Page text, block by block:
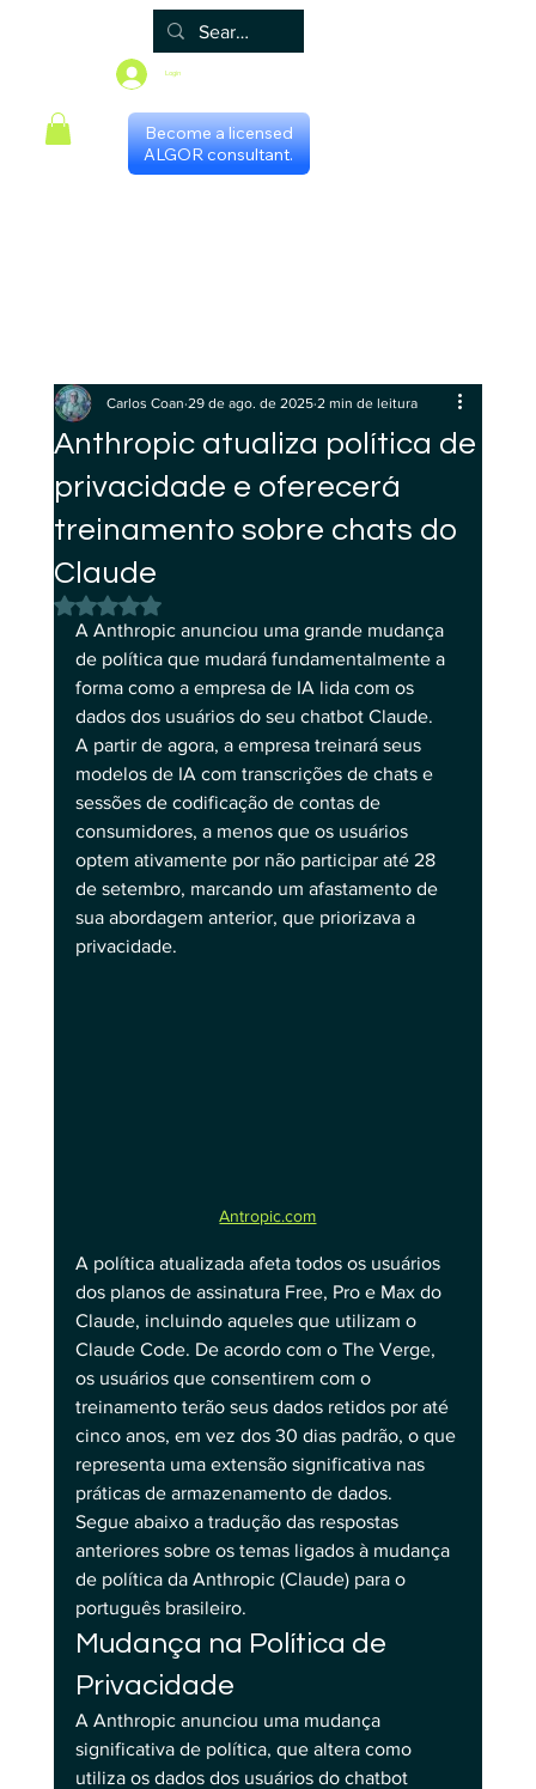
Login
Become a licensed
ALGOR consultant.
Anthropic atualiza política de
privacidade e oferecerá
treinamento sobre chats do
Claude
Carlos Coan 29 de ago. de 2025 2 min de leitura
Avaliado com NaN de 5 estrelas.
A Anthropic anunciou uma grande mudança
de política que mudará fundamentalmente a
forma como a empresa de IA lida com os
dados dos usuários do seu chatbot Claude.
A partir de agora, a empresa treinará seus
modelos de IA com transcrições de chats e
sessões de codificação de contas de
consumidores, a menos que os usuários
optem ativamente por não participar até 28
de setembro, marcando um afastamento de
sua abordagem anterior, que priorizava a
privacidade.
Antropic.com
A política atualizada afeta todos os usuários
dos planos de assinatura Free, Pro e Max do
Claude, incluindo aqueles que utilizam o
Claude Code. De acordo com o The Verge,
os usuários que consentirem com o
treinamento terão seus dados retidos por até
cinco anos, em vez dos 30 dias padrão, o que
representa uma extensão significativa nas
práticas de armazenamento de dados.
Segue abaixo a tradução das respostas
anteriores sobre os temas ligados à mudança
de política da Anthropic (Claude) para o
português brasileiro.
Mudança na Política de
Privacidade
A Anthropic anunciou uma mudança
significativa de política, que altera como
utiliza os dados dos usuários do chatbot